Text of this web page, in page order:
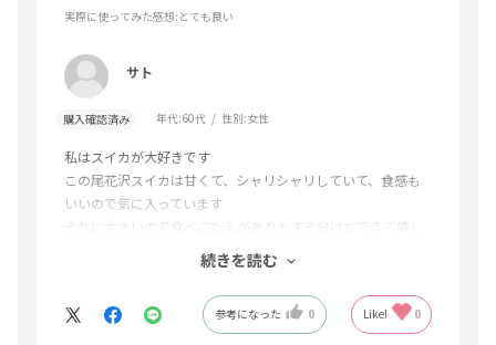
実際に使ってみた感想:とても良い
サト
購入確認済み 年代:60代 性別:女性
私はスイカが大好きです
この尾花沢スイカは甘くて、シャリシャリしていて、食感も
いいので気に入っています
それに大きいので食べごたえがありおすそ分けもできて嬉し
重たいので買いには行けませんが郵便局で購入でき配達して
くれるのでありがたいです
毎年楽しみにしています
続きを読む
参考になった 0 Like! 0